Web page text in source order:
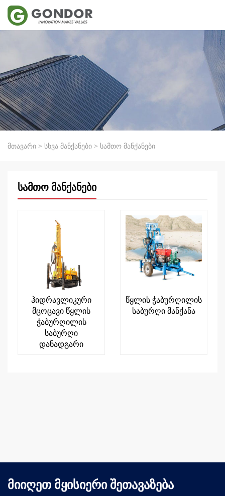
მთავარი > სხვა მანქანები > სამთო მანქანები
სამთო მანქანები
ჰიდრავლიკური
მცოცავი წყლის
ჭაბურღილის
საბურღი
დანადგარი
წყლის ჭაბურღილის
საბურღი მანქანა
მიიღეთ მყისიერი შეთავაზება